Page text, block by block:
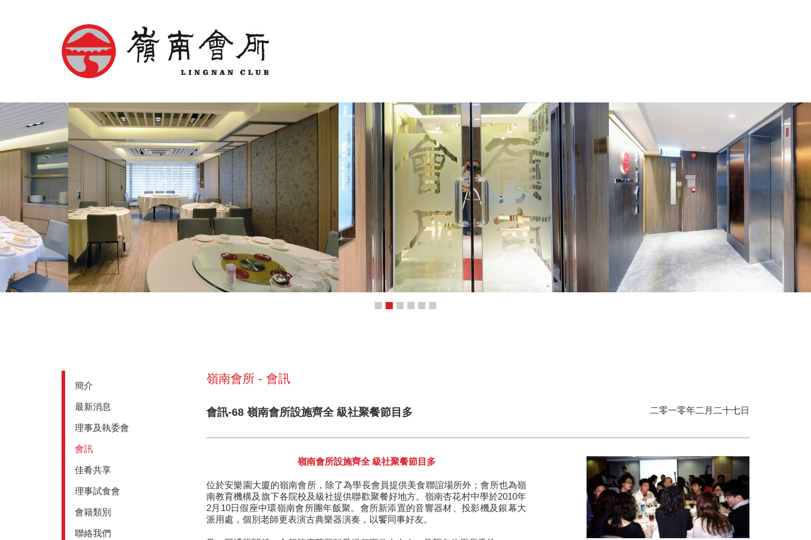
簡介
最新消息
理事及執委會
會訊
佳肴共享
理事試食會
會籍類別
聯絡我們
嶺南會所 - 會訊
會訊-68 嶺南會所設施齊全 級社聚餐節目多 二零一零年二月二十七日
嶺南會所設施齊全 級社聚餐節目多
位於安樂園大廈的嶺南會所，除了為學長會員提供美食聯誼場所外；會所也為嶺
南教育機構及旗下各院校及級社提供聯歡聚餐好地方。嶺南杏花村中學於2010年
2月10日假座中環嶺南會所團年飯聚。會所新添置的音響器材、投影機及銀幕大
派用處，個別老師更表演古典樂器演奏，以饗同事好友。